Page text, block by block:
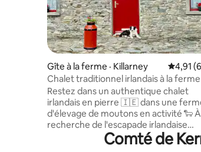
Gîte à la ferme · Killarney Note
4,91
Chalet traditionnel irlandais à la ferme
Restez dans un authentique chalet
irlandais en pierre 🇮🇪 dans une
d'élevage de moutons en activité 🐑
recherche de l'escapade irlandaise
parfaite? Ce chaleureux chalet de
campagne vous place directement
Comté de